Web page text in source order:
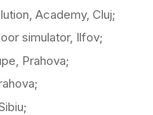
Academy, Cluj;
simulator, Ilfov;
Prahova;